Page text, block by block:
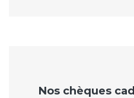
Nos chèques